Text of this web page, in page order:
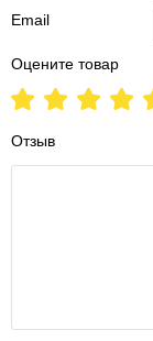
Email
Оцените товар
Отзыв